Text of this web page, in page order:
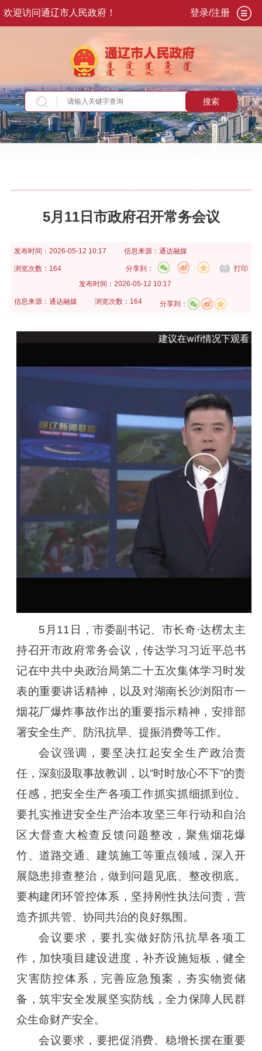
欢迎访问通辽市人民政府！ 登录/注册
搜索
当前位置：首页>政务公开>政府信息公开>法
5月11日市政府召开常务会议
发布时间： 2026-05-12 10:17 信息来源： 通达融媒
浏览次数：164 打印
分享到：
发布时间： 2026-05-12 10:17
信息来源： 通达融媒 浏览次数：164 分享到：
5月11日，市委副书记、市长奇·达楞太主
持召开市政府常务会议，传达学习习近平总书
记在中共中央政治局第二十五次集体学习时发
表的重要讲话精神，以及对湖南长沙浏阳市一
烟花厂爆炸事故作出的重要指示精神，安排部
署安全生产、防汛抗旱、提振消费等工作。
会议强调，要坚决扛起安全生产政治责
任，深刻汲取事故教训，以“时时放心不下”的责
任感，把安全生产各项工作抓实抓细抓到位。
要扎实推进安全生产治本攻坚三年行动和自治
区大督查大检查反馈问题整改，聚焦烟花爆
竹、道路交通、建筑施工等重点领域，深入开
展隐患排查整治，做到问题见底、整改彻底。
要构建闭环管控体系，坚持刚性执法问责，营
造齐抓共管、协同共治的良好氛围。
会议要求，要扎实做好防汛抗旱各项工
作，加快项目建设进度，补齐设施短板，健全
灾害防控体系，完善应急预案，夯实物资储
备，筑牢安全发展坚实防线，全力保障人民群
众生命财产安全。
会议要求，要把促消费、稳增长摆在重要